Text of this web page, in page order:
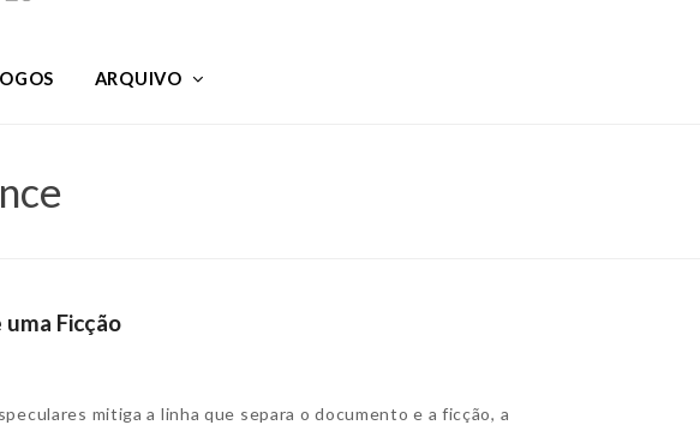
ARQUIVO
Ficção
mitiga a linha que separa o documento e a ficção, a